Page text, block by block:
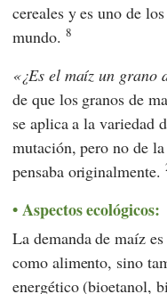
cereales y es uno de
mundo. 8
¿Es el maíz un grano
de que los granos de
se aplica a la variedad
mutación, pero no de
pensaba originalmente.
Aspectos ecológicos:
La demanda de maíz
como alimento, sino
energético (bioetanol,